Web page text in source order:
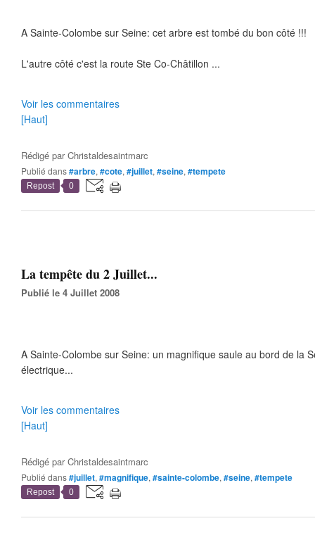
A Sainte-Colombe sur Seine: cet arbre est tombé du bon côté !!!
L'autre côté c'est la route Ste Co-Châtillon ...
Voir les commentaires
[Haut]
Rédigé parChristaldesaintmarc
Publié dans#arbre, #cote, #juillet, #seine, #tempete
Repost 0
La tempête du 2 Juillet...
Publié le 4 Juillet 2008
A Sainte-Colombe sur Seine: un magnifique saule au bord de la
électrique...
Voir les commentaires
[Haut]
Rédigé parChristaldesaintmarc
Publié dans#juillet, #magnifique, #sainte-colombe, #seine, #tempete
Repost 0